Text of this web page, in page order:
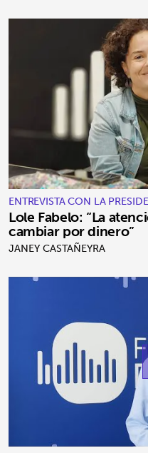
ENTREVISTA CON LA
SOCIAL DE LAS PALMAS
Lole Fabelo: “La
cambiar por dinero”
JANEY CASTAÑEYRA